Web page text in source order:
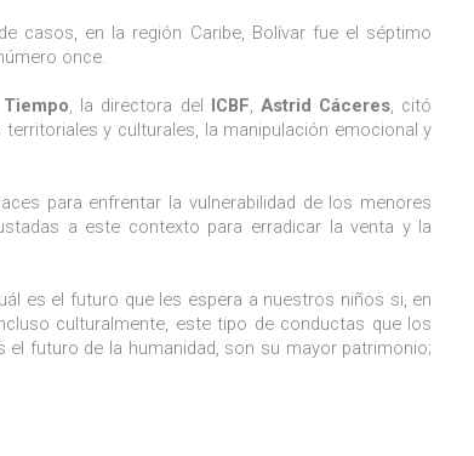
casos, en la región Caribe, Bolívar fue el séptimo
once.
Tiempo, la directora del ICBF, Astrid Cáceres, citó
y culturales, la manipulación emocional y
para enfrentar la vulnerabilidad de los menores
a este contexto para erradicar la venta y la
es el futuro que les espera a nuestros niños si, en
culturalmente, este tipo de conductas que los
futuro de la humanidad, son su mayor patrimonio;